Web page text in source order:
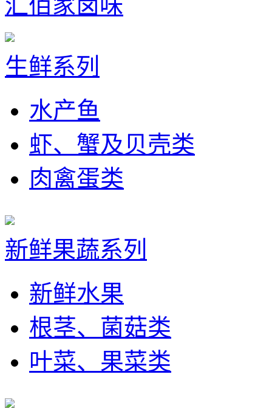
生鲜系列
水产鱼
虾、蟹及贝壳类
肉禽蛋类
新鲜果蔬系列
新鲜水果
根茎、菌菇类
叶菜、果菜类